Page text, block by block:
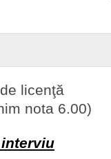
licenţă
nota 6.00)